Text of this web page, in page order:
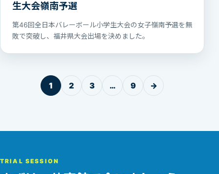
生大会嶺南予選
第46回全日本バレーボール小学生大会の女子嶺南予選を無
敗で突破し、福井県大会出場を決めました。
1 2 3 … 9 →
TRIAL SESSION